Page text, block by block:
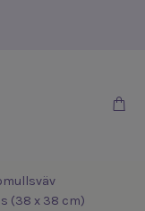
(38 x 38 cm)